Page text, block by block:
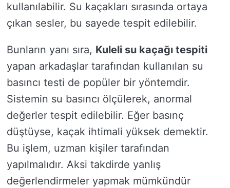
kullanılabilir. Su kaçakları sırasında ortaya
çıkan sesler, bu sayede tespit edilebilir.
Bunların yanı sıra, Kuleli su kaçağı tespiti
yapan arkadaşlar tarafından kullanılan su
basıncı testi de popüler bir yöntemdir.
Sistemin su basıncı ölçülerek, anormal
değerler tespit edilebilir. Eğer basınç
düştüyse, kaçak ihtimali yüksek demektir.
Bu işlem, uzman kişiler tarafından
yapılmalıdır. Aksi takdirde yanlış
değerlendirmeler yapmak mümkündür